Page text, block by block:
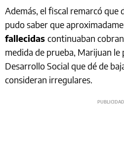
Además, el fiscal remarcó que
pudo saber que
fallecidas continuaban
medida de prueba, Marijuan
Desarrollo Social que dé de
consideran irregulares.